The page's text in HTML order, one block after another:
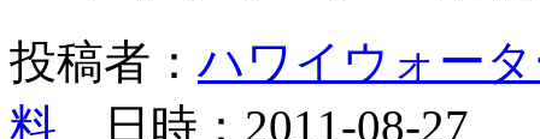
投稿者：ハワイウォー
料 日時：2011-08-27